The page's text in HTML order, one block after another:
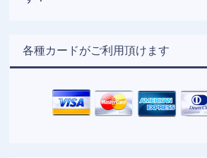
各種カードがご利用頂けます